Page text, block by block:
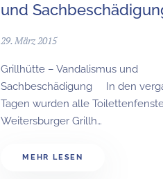
und
29. März 2015
Grillhütte – Vandalismus und
Sachbeschädigung In den
Tagen wurden alle
Weitersburger Grillh…
MEHR LESEN